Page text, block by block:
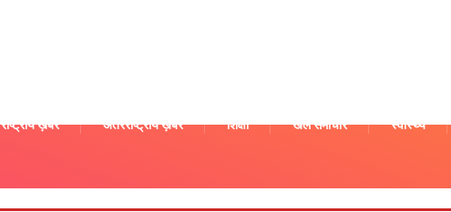
राष्ट्रीय ख़बरें अंतरराष्ट्रीय ख़बरें शिक्षा खेल समाचार स्वास्थ्य